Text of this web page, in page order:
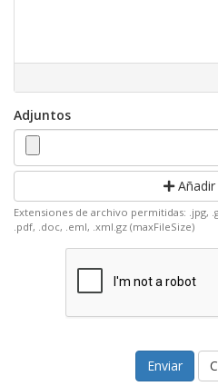
Adjuntos
Añadir
Extensiones de archivo permitidas: .jpg,
.pdf, .doc, .eml, .xml.gz (maxFileSize)